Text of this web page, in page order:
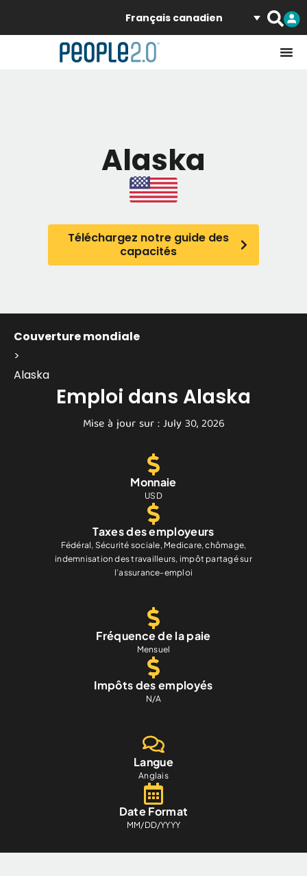
Français canadien
Alaska
Téléchargez notre guide des
capacités
Couverture mondiale
>
Alaska
Emploi dans Alaska
Mise à jour sur : July 30, 2026
Monnaie
USD
Taxes des employeurs
Fédéral, Sécurité sociale, Medicare, chômage,
indemnisation des travailleurs, impôt partagé sur
l’assurance-emploi
Fréquence de la paie
Mensuel
Impôts des employés
N/A
Langue
Anglais
Date Format
MM/DD/YYYY